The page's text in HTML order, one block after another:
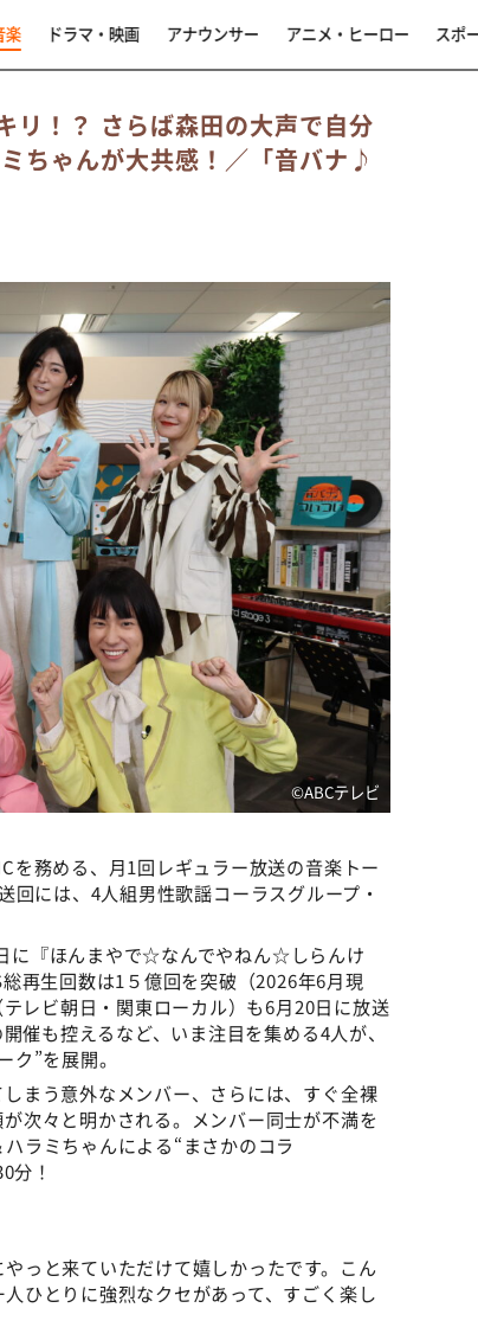
楽 ドラマ・映画 アナウンサー アニメ・ヒーロー スポ
リ！？ さらば森田の大声で自分
ちゃんが大共感！／「音バナ♪
©ABCテレビ
を務める、月1回レギュラー放送の音楽トー
回には、4人組男性歌謡コーラスグループ・
に『ほんまやで☆なんでやねん☆しらんけ
再生回数は1５億回を突破（2026年6月現
レビ朝日・関東ローカル）も6月20日に放送
催も控えるなど、いま注目を集める4人が、
”を展開。
まう意外なメンバー、さらには、すぐ全裸
次々と明かされる。メンバー同士が不満を
ラミちゃんによる“まさかのコラ
分！
っと来ていただけて嬉しかったです。こん
ひとりに強烈なクセがあって、すごく楽し